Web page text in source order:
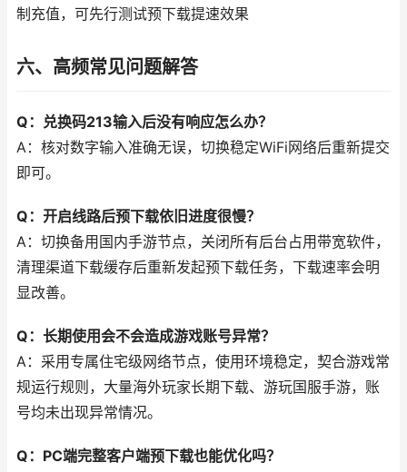
制充值，可先行测试预下载提速效果
六、高频常见问题解答
Q：兑换码213输入后没有响应怎么办？
A：核对数字输入准确无误，切换稳定WiFi网络后重新提交
即可。
Q：开启线路后预下载依旧进度很慢？
A：切换备用国内手游节点，关闭所有后台占用带宽软件，
清理渠道下载缓存后重新发起预下载任务，下载速率会明
显改善。
Q：长期使用会不会造成游戏账号异常？
A：采用专属住宅级网络节点，使用环境稳定，契合游戏常
规运行规则，大量海外玩家长期下载、游玩国服手游，账
号均未出现异常情况。
Q：PC端完整客户端预下载也能优化吗？